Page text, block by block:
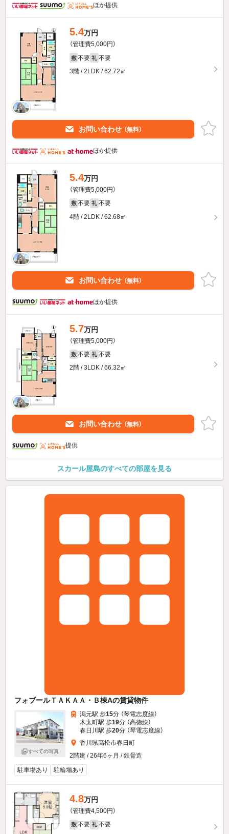
ほか提供
5.4万円
（管理費5,000円）
敷 不要 礼 不要
3階 / 2LDK / 62.72㎡
お問い合わせ （無料）
ほか提供
5.4万円
（管理費5,000円）
敷 不要 礼 不要
4階 / 2LDK / 62.68㎡
お問い合わせ （無料）
ほか提供
5.7万円
（管理費5,000円）
敷 不要 礼 不要
2階 / 3LDK / 66.32㎡
お問い合わせ （無料）
提供
スカール屋島のすべての部屋を見る
フォブールＴＡＫＡＡ・Ｂ棟Aの賃貸物件
すべての写真
潟元駅 歩15分 （琴電志度線）
木太町駅 歩19分 （高徳線）
春日川駅 歩20分 （琴電志度線）
香川県高松市春日町
2階建 / 26年6ヶ月 / 鉄骨造
駐車場あり
駐輪場あり
4.8万円
（管理費4,500円）
敷 不要 礼 不要